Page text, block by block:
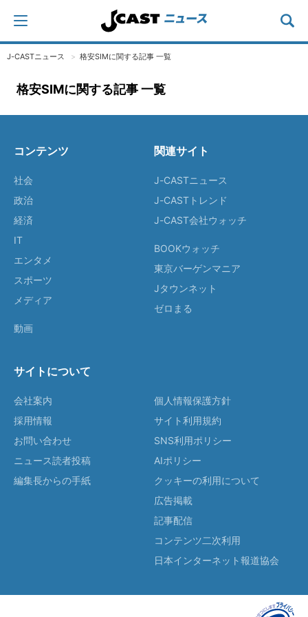
J-CASTニュース 格安SIMに関する記事 一覧
格安SIMに関する記事 一覧
コンテンツ
社会
政治
経済
IT
エンタメ
スポーツ
メディア
動画
関連サイト
J-CASTニュース
J-CASTトレンド
J-CAST会社ウォッチ
BOOKウォッチ
東京バーゲンマニア
Jタウンネット
ゼロまる
サイトについて
会社案内
採用情報
お問い合わせ
ニュース読者投稿
編集長からの手紙
個人情報保護方針
サイト利用規約
SNS利用ポリシー
AIポリシー
クッキーの利用について
広告掲載
記事配信
コンテンツ二次利用
日本インターネット報道協会